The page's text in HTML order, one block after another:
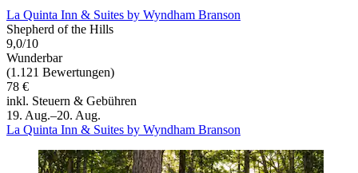
La Quinta Inn & Suites by Wyndham Branson
Shepherd of the Hills
9,0/10
Wunderbar
(1.121 Bewertungen)
78 €
inkl. Steuern & Gebühren
19. Aug.–20. Aug.
La Quinta Inn & Suites by Wyndham Branson